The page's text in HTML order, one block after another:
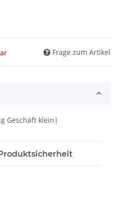
Frage zum Artikel
Geschäft klein|